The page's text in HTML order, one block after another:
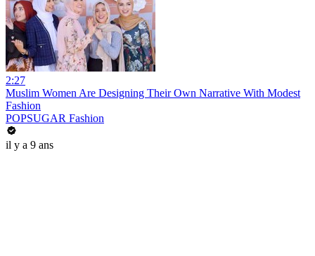
2:27
Muslim Women Are Designing Their Own Narrative With Modest
Fashion
POPSUGAR Fashion
il y a 9 ans